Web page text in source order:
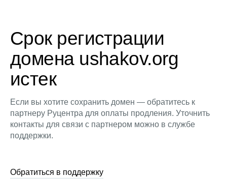
Срок регистрации
домена ushakov.org
истек
Если вы хотите сохранить домен — обратитесь к
партнеру Руцентра для оплаты продления. Уточнить
контакты для связи с партнером можно в службе
поддержки.
Обратиться в поддержку